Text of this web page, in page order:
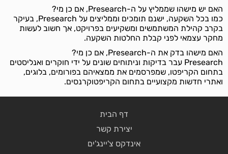
האם יש מישהו שממליץ על ה-Presearch, אם כן מי?
כמו בכל השקעה, ישנם תומכים וממליצים על Presearch, בעיקר
בקרב קהילת המשתמשים ומשקיעים בפרויקט, אך חשוב לעשות
מחקר עצמאי לפני קבלת החלטות השקעה.
האם מישהו בדק את ה-Presearch, אם כן מי?
Presearch עבר בדיקות וניתוחים שונים על ידי חוקרים ואנליסטים
בתחום הקריפטו, שמפרסמים את ממצאיהם בפורומים, בלוגים,
ואתרי חדשות מקצועיים בתחום הקריפטוקרנסים.
דף הבית
יצירת קשר
אינדקס צ'יינג'ים